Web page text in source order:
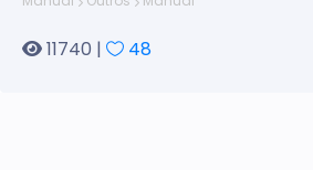
11740 | 48